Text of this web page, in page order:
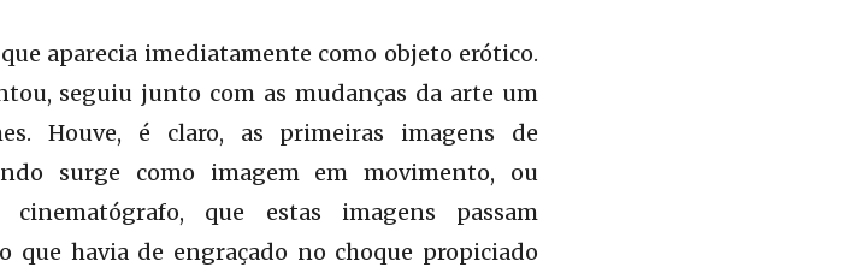
aparecia imediatamente como objeto erótico.
seguiu junto com as mudanças da arte um
Houve, é claro, as primeiras imagens de
surge como imagem em movimento, ou
que estas imagens passam
que havia de engraçado no choque propiciado